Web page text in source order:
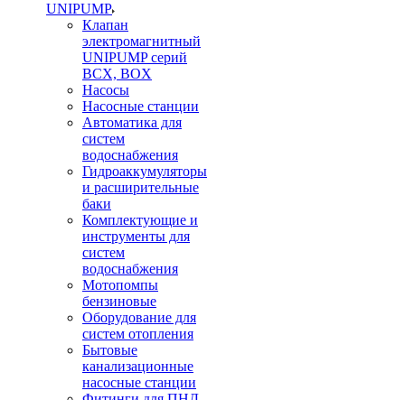
UNIPUMP
Клапан
электромагнитный
UNIPUMP серий
BCX, BOX
Насосы
Насосные станции
Автоматика для
систем
водоснабжения
Гидроаккумуляторы
и расширительные
баки
Комплектующие и
инструменты для
систем
водоснабжения
Мотопомпы
бензиновые
Оборудование для
систем отопления
Бытовые
канализационные
насосные станции